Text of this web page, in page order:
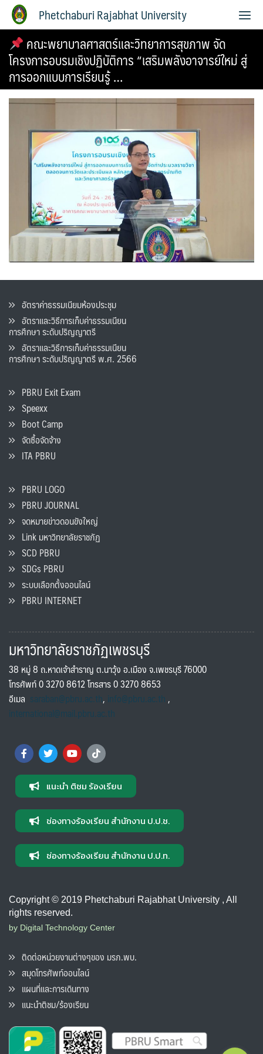
Phetchaburi Rajabhat University
คณะพยาบาลศาสตร์และวิทยาการสุขภาพ จัด
โครงการอบรมเชิงปฏิบัติการ “เสริมพลังอาจารย์ใหม่ สู่
การออกแบบการเรียนรู้ …
อัตราค่าธรรมเนียมห้องประชุม
อัตราและวิธีการเก็บค่าธรรมเนียน
การศึกษา ระดับปริญญาตรี
อัตราและวิธีการเก็บค่าธรรมเนียน
การศึกษา ระดับปริญญาตรี พ.ศ. 2566
PBRU Exit Exam
Speexx
Boot Camp
จัดซื้อจัดจ้าง
ITA PBRU
PBRU LOGO
PBRU JOURNAL
จดหมายข่าวดอนขังใหญ่
Link มหาวิทยาลัยราชภัฏ
SCD PBRU
SDGs PBRU
ระบบเลือกตั้งออนไลน์
PBRU INTERNET
มหาวิทยาลัยราชภัฏเพชรบุรี
38 หมู่ 8 ถ.หาดเจ้าสำราญ ต.นาวุ้ง อ.เมือง จ.เพชรบุรี 76000
โทรศัพท์ 0 3270 8612 โทรสาร 0 3270 8653
อีเมล saraban@pbru.ac.th, info@pbru.ac.th,
international@mail.pbru.ac.th
แนะนำ ติชม ร้องเรียน
ช่องทางร้องเรียน สำนักงาน ป.ป.ช.
ช่องทางร้องเรียน สำนักงาน ป.ป.ท.
Copyright © 2019 Phetchaburi Rajabhat University , All
rights reserved.
by Digital Technology Center
ติดต่อหน่วยงานต่างๆของ มรภ.พบ.
สมุดโทรศัพท์ออนไลน์
แผนที่และการเดินทาง
แนะนำติชม/ร้องเรียน